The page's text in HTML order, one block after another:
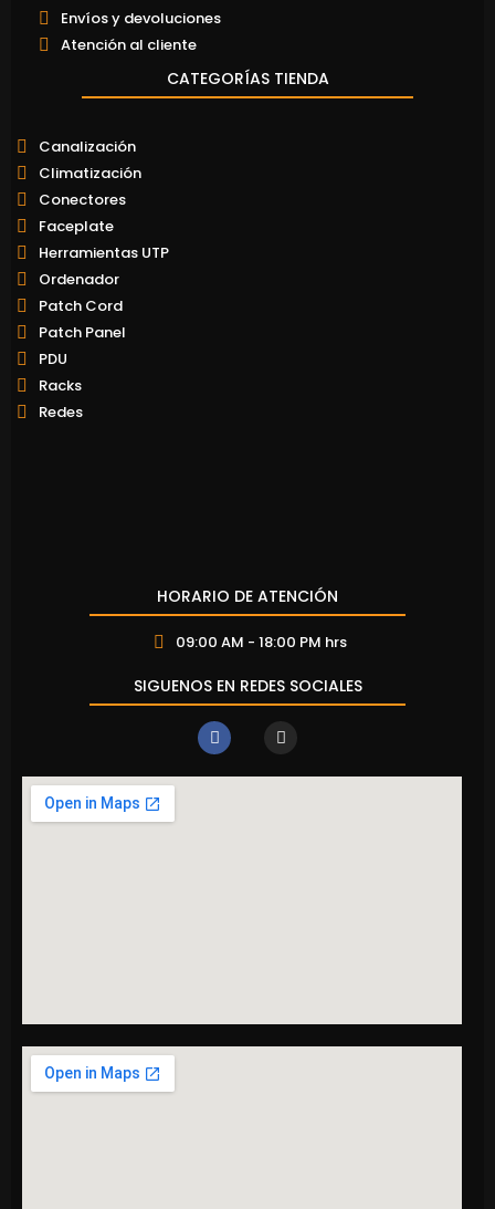
Envíos y devoluciones
Atención al cliente
CATEGORÍAS TIENDA
Canalización
Climatización
Conectores
Faceplate
Herramientas UTP
Ordenador
Patch Cord
Patch Panel
PDU
Racks
Redes
HORARIO DE ATENCIÓN
09:00 AM - 18:00 PM hrs
SIGUENOS EN REDES SOCIALES